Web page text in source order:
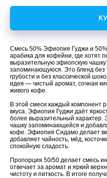
Смесь 50% Эфиопия Гуджи и
арабика для кофейни, где хотят
выразительную эфиопскую
запоминающуюся. Это бленд без
грубости и без классической
идея — чистый аромат, сочная
живого кофе.
В этой смеси каждый компонент
вкуса. Эфиопия Гуджи даёт
более выразительный характер.
чашку запоминающейся и
кофе. Эфиопия Сидамо делает
добавляет чайность, мёд,
спокойную сладость.
Пропорция 50/50 делает смесь
отвечает за аромат и яркий
чистоту и питкость. В итоге